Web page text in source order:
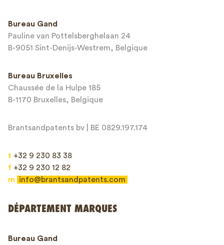
Adresse email*
Message*
This site is protected by reCAPTCHA and the Google
Bureau Gand
Pauline van Pottelsberghelaan 24
B-9051 Sint-Denijs-Westrem, Belgique
Bureau Bruxelles
Chaussée de la Hulpe 185
B-1170 Bruxelles, Belgique
Brantsandpatents bv | BE 0829.197.174
t +32 9 230 83 38
f +32 9 230 12 82
m
info@brantsandpatents.com
DÉPARTEMENT MARQUES
Bureau Gand